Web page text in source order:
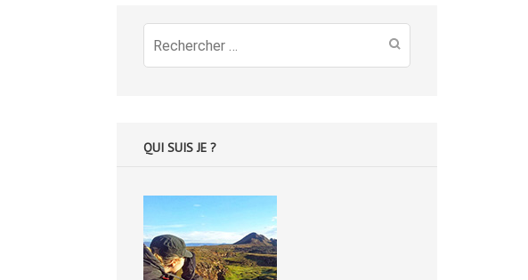
Recherche
pour
QUI SUIS JE ?